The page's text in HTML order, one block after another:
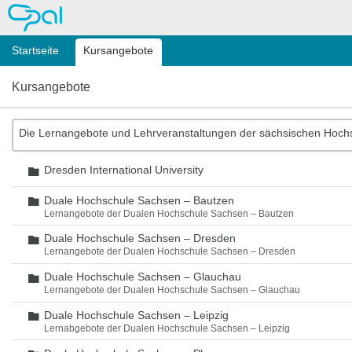
OPAL
Startseite Kursangebote
Kursangebote
Die Lernangebote und Lehrveranstaltungen der sächsischen
Ordner
Dresden International University
Ordner
Duale Hochschule Sachsen – Bautzen
Lernangebote der Dualen Hochschule Sachsen – Bautzen
Ordner
Duale Hochschule Sachsen – Dresden
Lernangebote der Dualen Hochschule Sachsen – Dresden
Ordner
Duale Hochschule Sachsen – Glauchau
Lernangebote der Dualen Hochschule Sachsen – Glauchau
Ordner
Duale Hochschule Sachsen – Leipzig
Lernabgebote der Dualen Hochschule Sachsen – Leipzig